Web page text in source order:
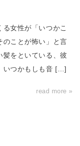
女性が「いつかこ
のことが怖い」と言
髪をといている、彼
いつかもしも音 […]
read more »